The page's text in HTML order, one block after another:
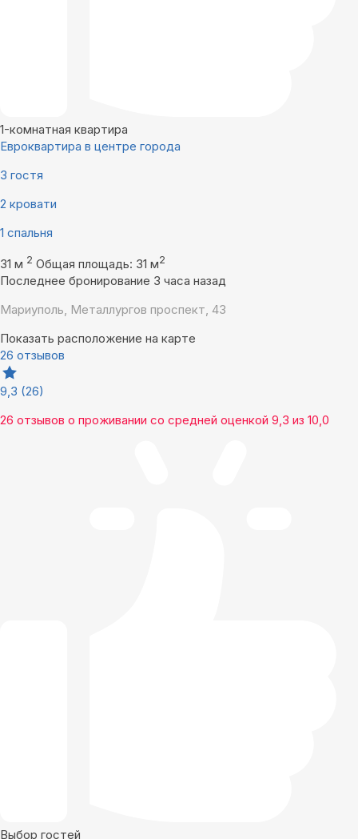
1-комнатная квартира
Евроквартира в центре города
3 гостя
2 кровати
1 спальня
31 м 2 Общая площадь: 31 м2
Последнее бронирование 3 часа назад
Мариуполь, Металлургов проспект, 43
Показать расположение на карте
26 отзывов
9,3 (26)
26 отзывов о проживании со средней оценкой 9,3 из 10,0
Выбор гостей